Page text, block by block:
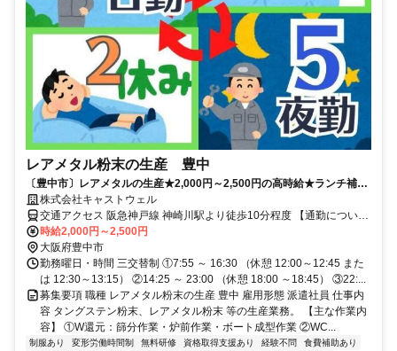
レアメタル粉末の生産 豊中
〔豊中市〕レアメタルの生産★2,000円～2,500円の高時給★ランチ補助
あり★資格取得費用会社負担
株式会社キャストウェル
交通アクセス 阪急神戸線 神崎川駅より徒歩10分程度 【通勤につい
て】 バイク・自転車通勤OK （マイカー通勤 不可）
時給2,000円～2,500円
大阪府豊中市
勤務曜日・時間 三交替制 ①7:55 ～ 16:30 （休憩 12:00～12:45 また
は 12:30～13:15） ②14:25 ～ 23:00 （休憩 18:00 ～18:45） ③22:...
募集要項 職種 レアメタル粉末の生産 豊中 雇用形態 派遣社員 仕事内
容 タングステン粉末、レアメタル粉末 等の生産業務。 【主な作業内
容】 ①W還元：篩分作業・炉前作業・ボート成型作業 ②WC...
制服あり 変形労働時間制 無料研修 資格取得支援あり 経験不問
食費補助あり